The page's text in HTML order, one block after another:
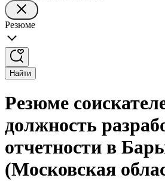
Резюме
Найти
Резюме
должность
отчетности в
(Московская